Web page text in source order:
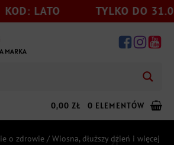
TYLKO DO 31.08
MARKA
0,00 ZŁ 0 ELEMENTÓW
o zdrowie / Wiosna, dłuższy dzień i więcej